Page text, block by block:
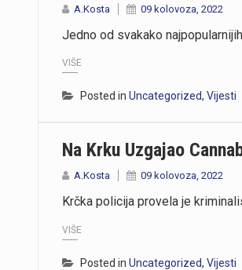
A.Kosta 09 kolovoza, 2022
Jedno od svakako
VIŠE
Posted in Uncategorized, Vijesti
Na Krku Uzgajao
A.Kosta 09 kolovoza, 2022
Krčka policija provela je
VIŠE
Posted in Uncategorized, Vijesti